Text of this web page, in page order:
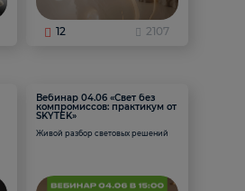
12 2107
Вебинар 04.06 «Свет без
компромиссов: практикум от
SKYTEK»
Живой разбор световых решений